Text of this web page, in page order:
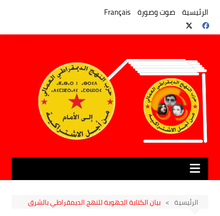
المحتوى
الرئيسية صوت وصورة Français
الرئيسية بيان الكتابة الجهوية للنهج الديمقراطي بالشرق